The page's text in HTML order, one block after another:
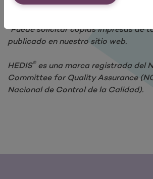
*Puede solicitar copias impresas de
publicado en nuestro sitio web.
HEDIS®es una marca registrada del
Committee for Quality Assurance
Nacional de Control de la Calidad).